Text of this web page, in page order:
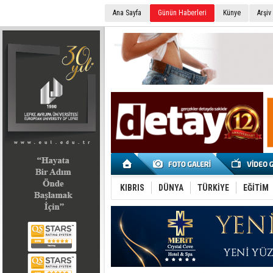
Ana Sayfa Günün Haberleri Künye Arşiv
KIBRIS DÜNYA TÜRKİYE EĞİTİM